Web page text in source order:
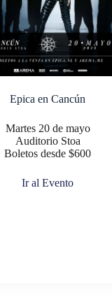
Epica en Cancún
Martes 20 de mayo
Auditorio Stoa
Boletos desde $600
Ir al Evento